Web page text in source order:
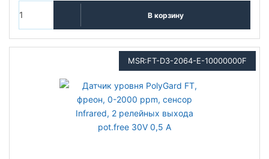
В корзину
MSR:FT-D3-2064-E-10000000F